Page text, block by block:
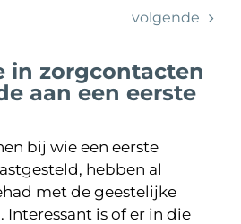
volgende
in zorgcontacten
aan een eerste
bij wie een eerste
hebben al
met de geestelijke
is of er in die